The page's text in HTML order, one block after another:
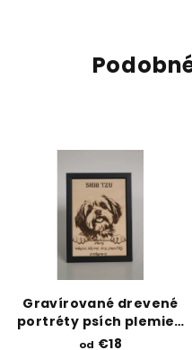
Gravírované drevené
portréty psích plemien
s popisom povahy -
od €18